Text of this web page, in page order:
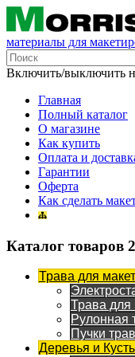
материалы для
Включить/выключить
Главная
Полный каталог
О магазине
Как купить
Оплата и
Гарантии
Оферта
Как сделать
Каталог товаров
Трава для
Трава для
Рулонная
Пучки
Деревья и